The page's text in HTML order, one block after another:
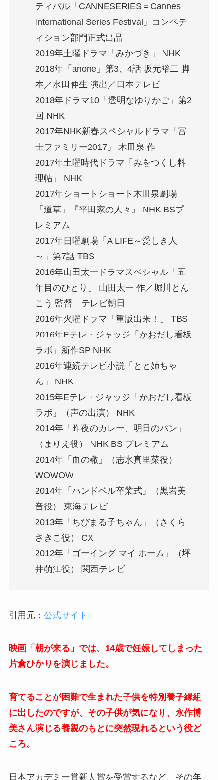
ティバル「CANNESERIES＝Cannes
International Series Festival」コンペテ
ィション部門正式出品
2019年土曜ドラマ「みかづき」 NHK
2018年「anone」第3、4話 坂元裕二 脚
本／水田伸生 演出／日本テレビ
2018年ドラマ10「透明なゆりかご」第2
回 NHK
2017年NHK新春スペシャルドラマ「富
士ファミリー2017」 木皿泉 作
2017年土曜時代ドラマ「みをつくし料
理帖」 NHK
2017年ショートショート木皿泉劇場
「道草」『平田家の人々』 NHK BSプ
レミアム
2017年日曜劇場「A LIFE～愛しき人
～」第7話 TBS
2016年山田太一ドラマスペシャル「五
年目のひとり」 山田太一 作／堀川とん
こう 監督 テレビ朝日
2016年火曜ドラマ「重版出来！」 TBS
2016年Eテレ・ジャッジ「かおだし看板
ラボ」新作SP NHK
2016年連続テレビ小説「とと姉ちゃ
ん」 NHK
2015年Eテレ・ジャッジ「かおだし看板
ラボ」（声の出演） NHK
2014年「昨夜のカレー、明日のパン」
（まりえ役） NHK BS プレミアム
2014年「血の轍」（志水真里菜役）
WOWOW
2014年「ハンドベル卒業式」（黒岩美
音役） 東海テレビ
2013年「ちびまる子ちゃん」（さくら
さきこ役） CX
2012年「ゴーイング マイ ホーム」（坪
井萌江役） 関西テレビ
引用元： 公式サイト
映画「朝が来る」では、14歳で妊娠してしまった
片倉ひかりを演じました。
育てることが困難で生まれた子供を特別養子縁組
に出したのですが、その子供が気になり、永作博
美さん演じる養親のもとに突然現れるという役ど
ころ。
日本アカデミー賞新人賞を受賞するなど、その年